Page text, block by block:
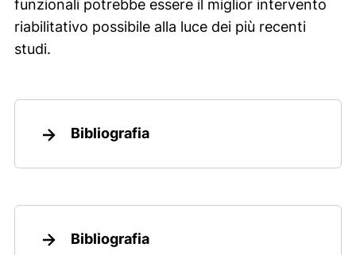
funzionali potrebbe essere il miglior intervento
riabilitativo possibile alla luce dei più recenti
studi.
Bibliografia
Bibliografia